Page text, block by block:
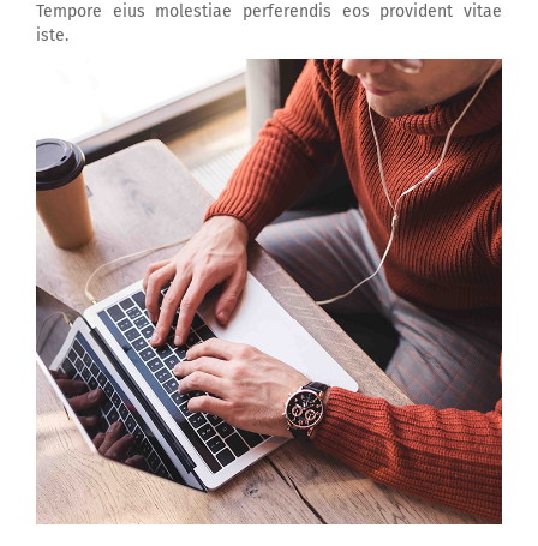
Tempore eius molestiae perferendis eos provident vitae
iste.